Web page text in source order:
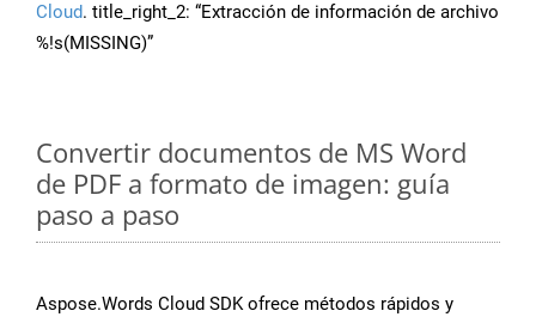
Cloud. title_right_2: “Extracción de información de archivo
%!s(MISSING)”
Convertir documentos de MS Word
de PDF a formato de imagen: guía
paso a paso
Aspose.Words Cloud SDK ofrece métodos rápidos y